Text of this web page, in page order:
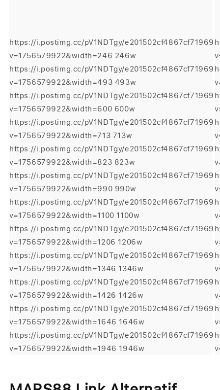
https://i.postimg.cc/pV1NDTgy/
v=1756579922&width=246 246w
https://i.postimg.cc/pV1NDTgy/
v=1756579922&width=493 493w
https://i.postimg.cc/pV1NDTgy/
v=1756579922&width=600 600w
https://i.postimg.cc/pV1NDTgy/
v=1756579922&width=713 713w
https://i.postimg.cc/pV1NDTgy/
v=1756579922&width=823 823w
https://i.postimg.cc/pV1NDTgy/
v=1756579922&width=990 990w
https://i.postimg.cc/pV1NDTgy/
v=1756579922&width=1100 1100w
https://i.postimg.cc/pV1NDTgy/
v=1756579922&width=1206 1206w
https://i.postimg.cc/pV1NDTgy/
v=1756579922&width=1346 1346w
https://i.postimg.cc/pV1NDTgy/
v=1756579922&width=1426 1426w
https://i.postimg.cc/pV1NDTgy/
v=1756579922&width=1646 1646w
https://i.postimg.cc/pV1NDTgy/
v=1756579922&width=1946 1946w
di